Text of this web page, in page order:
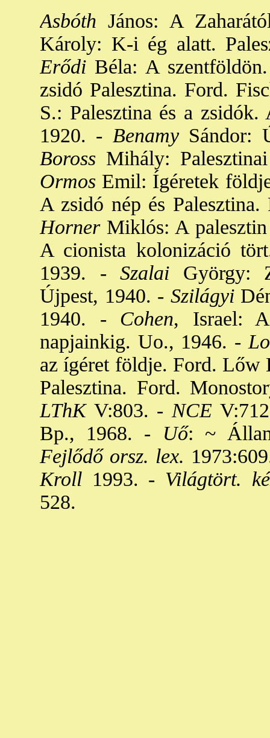
Asbóth János: A
Károly: K-i ég alatt.
Erődi Béla: A
zsidó Palesztina. Ford.
S.: Palesztina és a
1920. - BenamySándor:
Boross Mihály:
Ormos Emil: Ígéretek
A zsidó nép és
HornerMiklós: A
A cionista kolonizáció
1939. - Szalai György:
Újpest, 1940. - Szilágyi
1940. - Cohen, Israel:
napjainkig. Uo., 1946. -
az ígéret földje. Ford. Lőw
Palesztina. Ford.
LThKV:803. - NCE
Bp., 1968. - Uő: ~
Fejlődő orsz. lex.
Kroll 1993. - Világtört.
528.